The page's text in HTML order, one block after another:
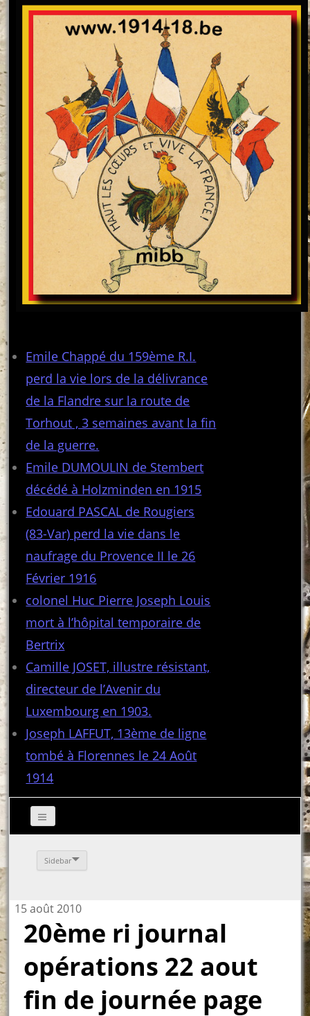
Emile Chappé du 159ème R.I.
perd la vie lors de la délivrance
de la Flandre sur la route de
Torhout , 3 semaines avant la fin
de la guerre.
Emile DUMOULIN de Stembert
décédé à Holzminden en 1915
Edouard PASCAL de Rougiers
(83-Var) perd la vie dans le
naufrage du Provence II le 26
Février 1916
colonel Huc Pierre Joseph Louis
mort à l’hôpital temporaire de
Bertrix
Camille JOSET, illustre résistant,
directeur de l’Avenir du
Luxembourg en 1903.
Joseph LAFFUT, 13ème de ligne
tombé à Florennes le 24 Août
1914
Sidebar
15 août 2010
20ème ri journal
opérations 22 aout
fin de journée page